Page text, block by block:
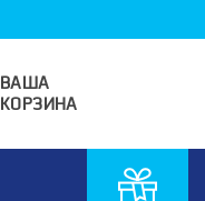
ВАША
КОРЗИНА